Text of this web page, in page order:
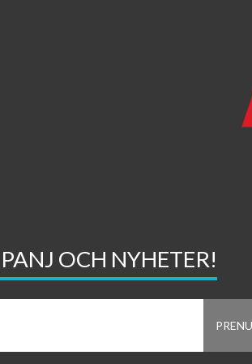
OCH NYHETER!